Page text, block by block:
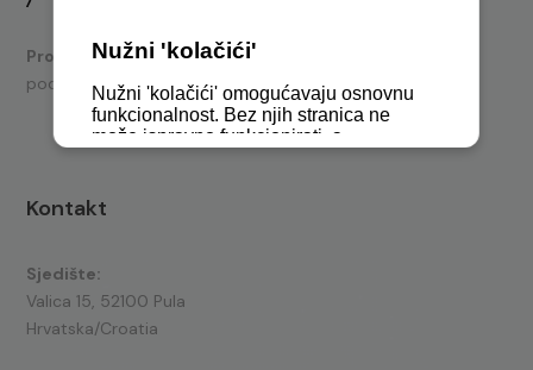
Prodajabrodskih motora i nautičke opreme te tehnička
podrška.
Kontakt
Sjedište:
Valica 15, 52100 Pula
Hrvatska/Croatia